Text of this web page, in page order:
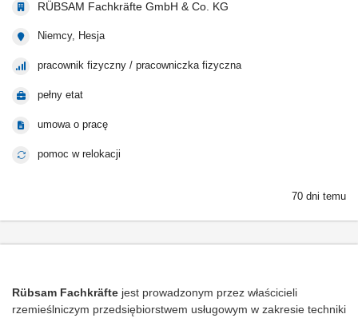
RÜBSAM Fachkräfte GmbH & Co. KG
Niemcy, Hesja
pracownik fizyczny / pracowniczka fizyczna
pełny etat
umowa o pracę
pomoc w relokacji
70 dni temu
Rübsam Fachkräfte jest prowadzonym przez właścicieli
rzemieślniczym przedsiębiorstwem usługowym w zakresie techniki